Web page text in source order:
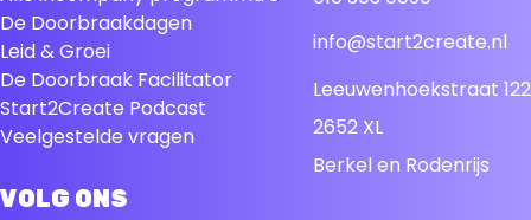
De Doorbraakdagen
Leid & Groei
De Doorbraak Facilitator
Start2Create Podcast
Veelgestelde vragen
info@start2create.nl
Leeuwenhoekstraat 122
2652 XL
Berkel en Rodenrijs
VOLG ONS